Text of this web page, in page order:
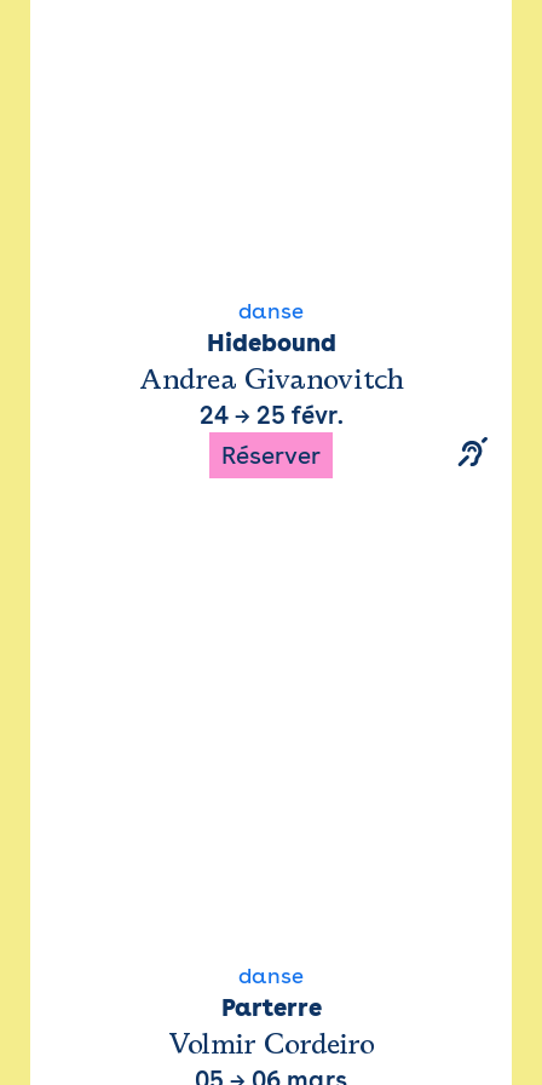
danse
Hidebound
Andrea Givanovitch
24→ 25 févr.
Réserver
danse
Parterre
Volmir Cordeiro